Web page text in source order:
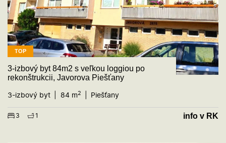
TOP
3-izbový byt 84m2 s veľkou loggiou po
rekonštrukcii, Javorova Piešťany
3-izbový byt
84 m2 Piešťany
3 1 info v RK